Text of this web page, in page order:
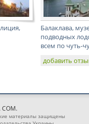
Балаклава,
подводных
всем по чуть-
добавить
материалы защищены